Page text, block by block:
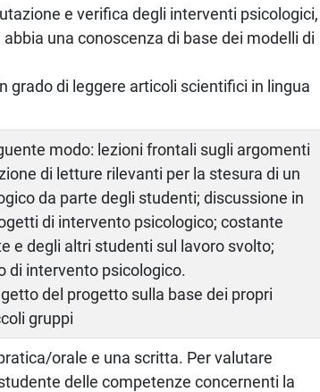
e verifica degli interventi psicologici,
una conoscenza di base dei modelli di
grado di leggere articoli scientifici in lingua
modo: lezioni frontali sugli argomenti
di letture rilevanti per la stesura di un
da parte degli studenti; discussione in
di intervento psicologico; costante
e degli altri studenti sul lavoro svolto;
di intervento psicologico.
del progetto sulla base dei propri
gruppi
orale e una scritta. Per valutare
delle competenze concernenti la